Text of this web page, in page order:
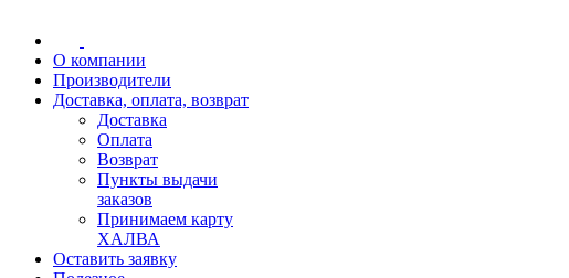
О компании
Производители
Доставка, оплата, возврат
Доставка
Оплата
Возврат
Пункты выдачи
заказов
Принимаем карту
ХАЛВА
Оставить заявку